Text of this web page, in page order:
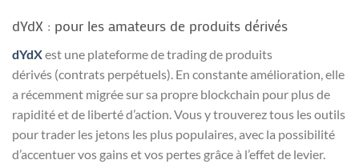
dYdX : pour les amateurs de produits dérivés
dYdXest une plateforme de trading de produits
dérivés (contrats perpétuels). En constante amélioration, elle
a récemment migrée sur sa propre blockchain pour plus de
rapidité et de liberté d’action. Vous y trouverez tous les outils
pour trader les jetons les plus populaires, avec la possibilité
d’accentuer vos gains et vos pertes grâce à l’effet de levier.